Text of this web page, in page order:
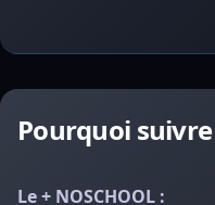
Pourquoi
Le + NOSCHOOL :